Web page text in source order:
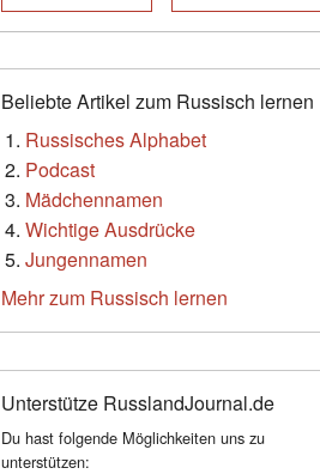
Beliebte Artikel zum Russisch lernen
Russisches Alphabet
Podcast
Mädchennamen
Wichtige Ausdrücke
Jungennamen
Mehr zum Russisch lernen
Unterstütze RusslandJournal.de
Du hast folgende Möglichkeiten uns zu
unterstützen: